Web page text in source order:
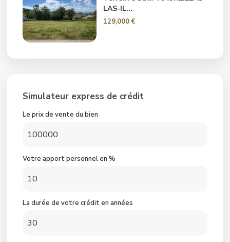
LAS-IL...
129,000 €
Simulateur express de crédit
Le prix de vente du bien
Votre apport personnel en %
La durée de votre crédit en années